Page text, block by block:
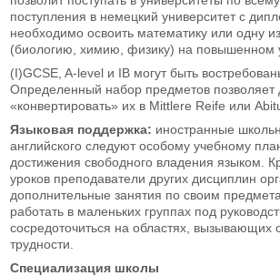
поступления в немецкий университет с
необходимо освоить математику или одну
(биологию, химию, физику) на повышенном
(I)GCSE, A-level и IB могут быть
Определенный набор предметов позволяет
«конвертировать» их в Mittlere Reife или
Языковая поддержка: иностранные
английского следуют особому учебному
достижения свободного владения языком.
уроков преподаватели других дисциплин
дополнительные занятия по своим
работать в маленьких группах под
сосредоточиться на областях, вызывающих
трудности.
Специализация школы